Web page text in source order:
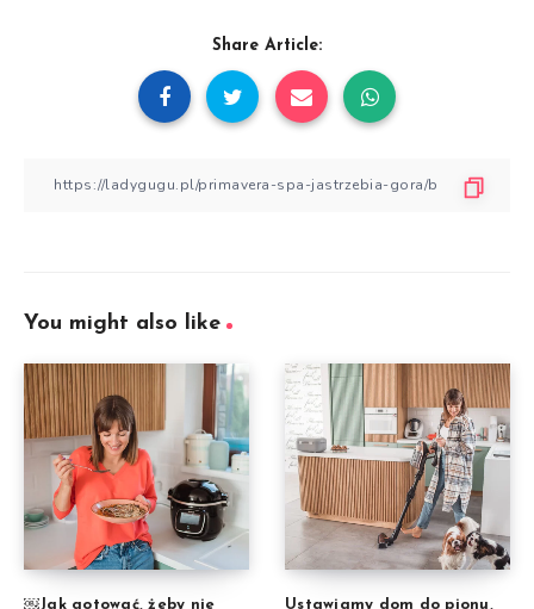
Share Article:
You might also like
￼Jak gotować, żeby nie
Ustawiamy dom do pionu,